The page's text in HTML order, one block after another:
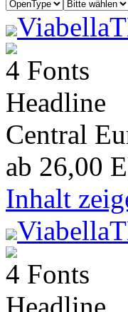
4 Fonts
Headline
Central
ab 26,00
Inhalt
4 Fonts